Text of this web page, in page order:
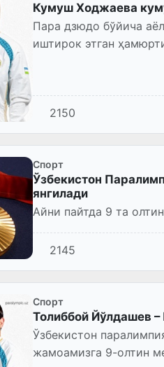
Кумуш Ходжаева
Пара дзюдо бўйича
иштирок этган
2150
Спорт
Ўзбекистон
янгилади
Айни пайтда 9 та
2145
Спорт
Толиббой Йўлдашев
Ўзбекистон
жамоамизга 9-олтин